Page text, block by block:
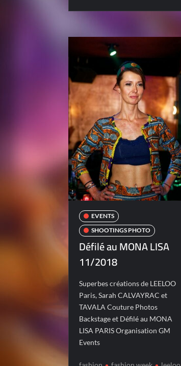
EVENTS
SHOOTINGS PHOTO
Défilé au MONA LISA
11/2018
Superbes créations de LEELOO
Paris, Sarah CALVAYRAC et
TAVALA Couture Photos
Backstage et Défilé au MONA
LISA PARIS Organisation GM
Events